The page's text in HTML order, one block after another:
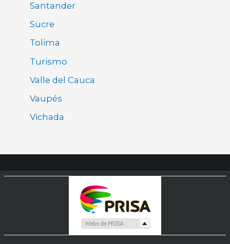
Santander
Sucre
Tolima
Turismo
Valle del Cauca
Vaupés
Vichada